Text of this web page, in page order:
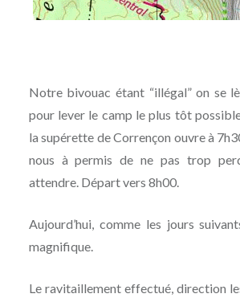
Notre bivouac étant “illégal” on se
pour lever le camp le plus tôt
la supérette de Corrençon ouvre à
nous à permis de ne pas trop
attendre. Départ vers 8h00.
Aujourd’hui, comme les jours
magnifique.
Le ravitaillement effectué, direction